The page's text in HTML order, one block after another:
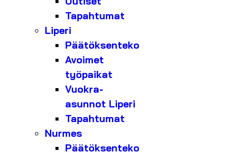
Tapahtumat
Liperi
Päätöksenteko
Avoimet
työpaikat
Vuokra-
asunnot Liperi
Tapahtumat
Nurmes
Päätöksenteko